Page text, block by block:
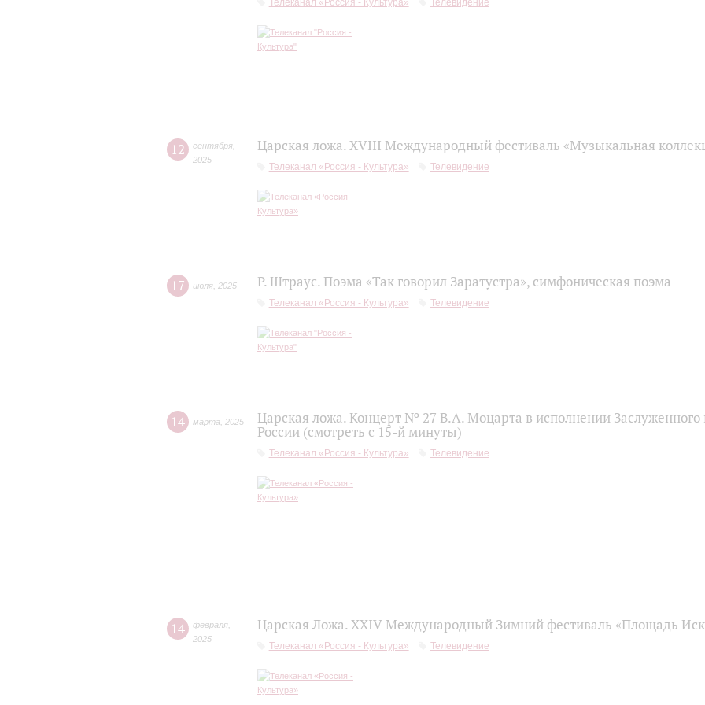
Телеканал «Россия - Культура» Телевидение
12 сентября
2025
Царская ложа. XVIII Международный фестиваль «Музыкальная
Телеканал «Россия - Культура» Телевидение
17 июля 2025 Р. Штраус. Поэма «Так говорил Заратустра», симфоническая поэма
Телеканал «Россия - Культура» Телевидение
14 марта 2025
Царская ложа. Концерт № 27 В.А. Моцарта в исполнении Заслуженного
России (смотреть с 15-й минуты)
Телеканал «Россия - Культура» Телевидение
14 февраля
2025
Царская Ложа. XXIV Международный Зимний фестиваль «Площадь
Телеканал «Россия - Культура» Телевидение